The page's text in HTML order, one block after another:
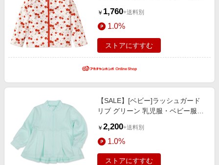
ムグッズ・プール・浮輪 ベビー水
着（女の子）
￥ 1,760+送料別
1.0%
ストアにすすむ
【SALE】[ベビー]ラッシュガード
リブ グリーン 乳児服・ベビー服・
ッズ・プール・浮輪 ベビー水着
（女の子）
￥ 2,200+送料別
1.0%
ストアにすすむ